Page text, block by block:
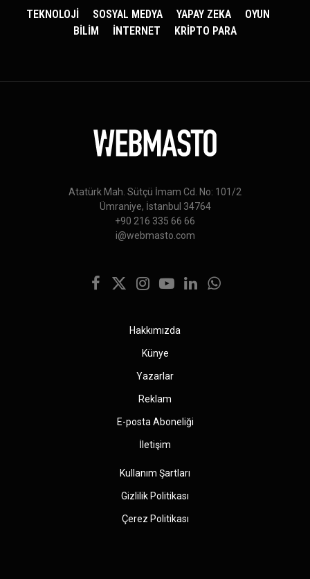
TEKNOLOJİ SOSYAL MEDYA YAPAY ZEKA
OYUN
BİLİM
İNTERNET KRİPTO PARA
Atatürk Mah. Sütçü İmam Cd. No: 101/2
Ümraniye, İstanbul 34764
+90 216 335 66 66
i@webmasto.com
Facebook
X
Instagram
YouTubeLinkedInWhatsApp
Hakkımızda
Künye
Yazarlar
Reklam
E-posta Aboneliği
İletişim
Kullanım Şartları
Gizlilik Politikası
Çerez Politikası